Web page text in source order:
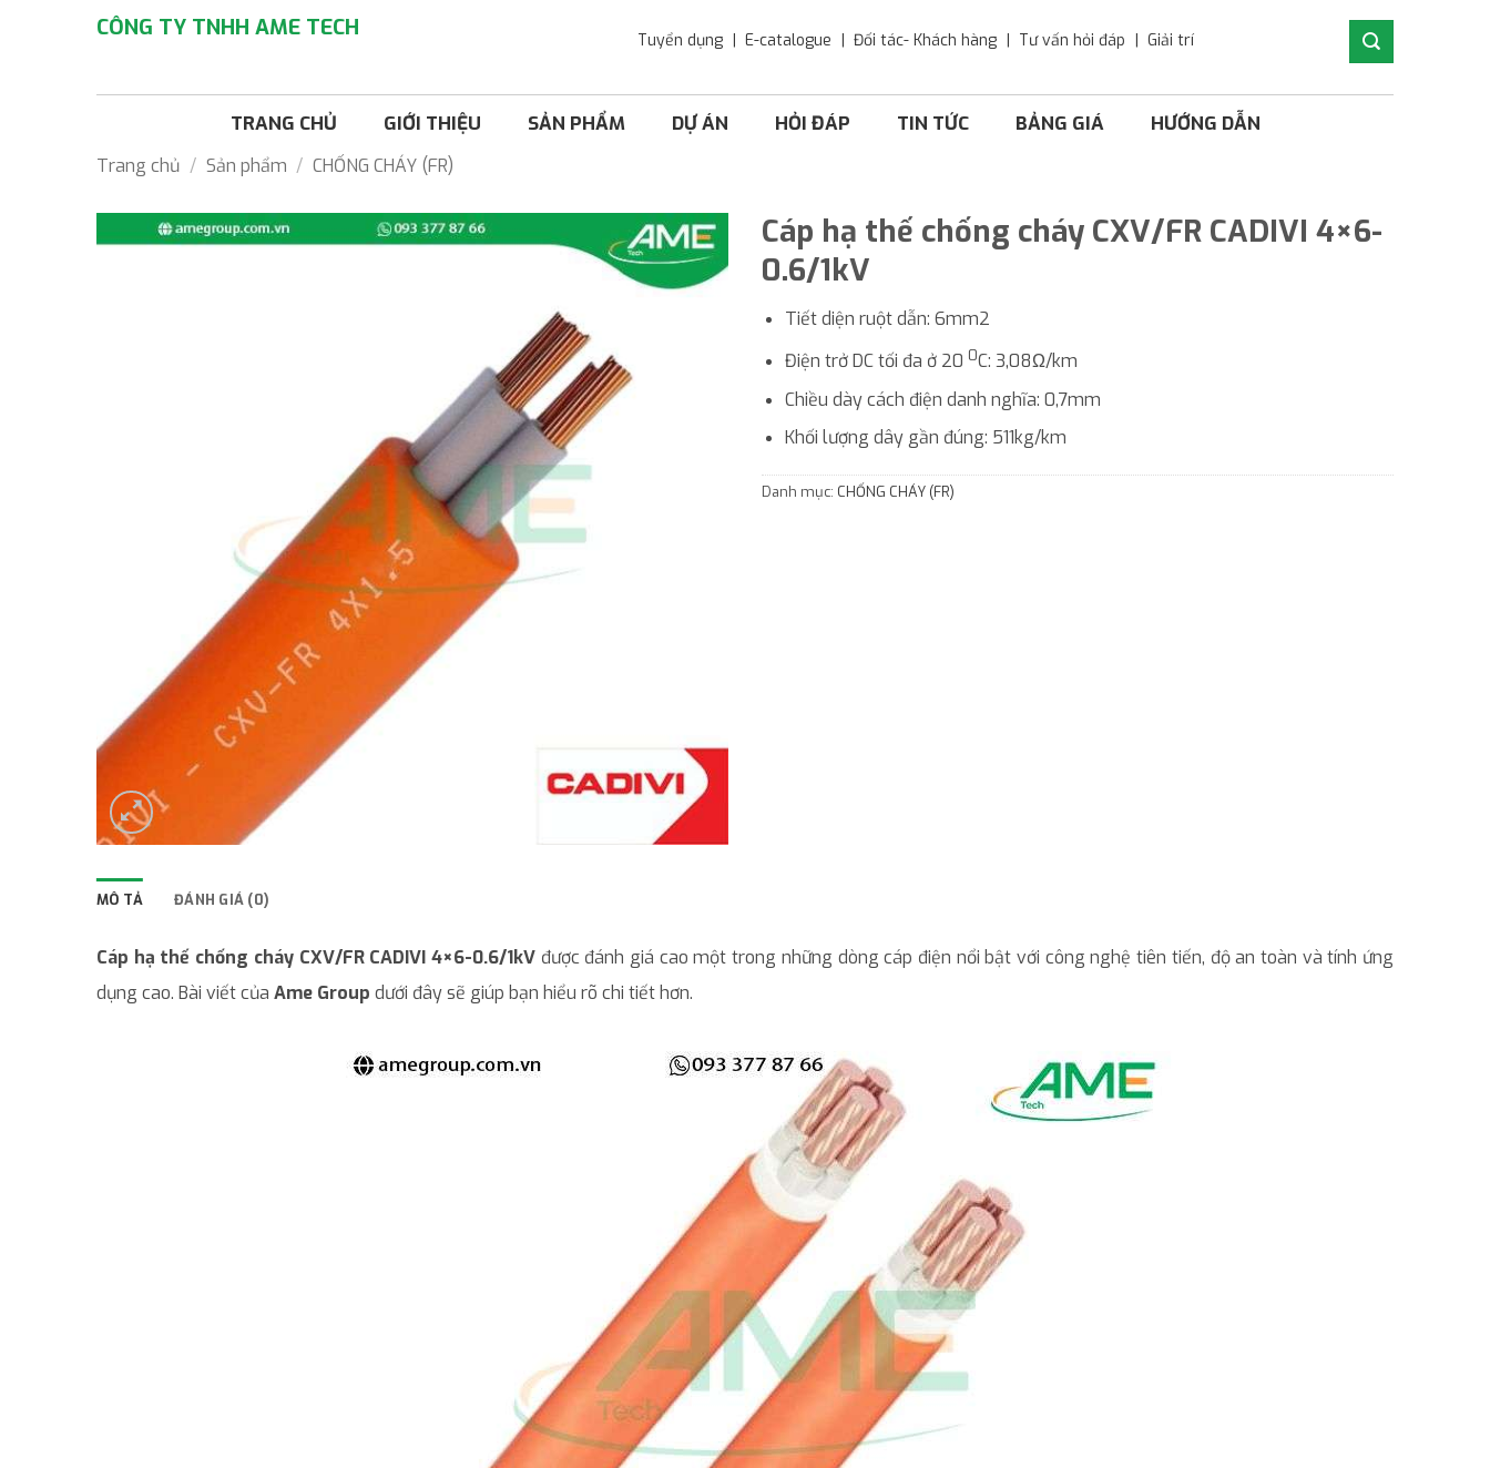
CÔNG TY TNHH AME TECH Tuyển dụng E-catalogue Đối tác- Khách hàng Tư vấn hỏi đáp Giải trí
TRANG CHỦ GIỚI THIỆU SẢN PHẨM DỰ ÁN HỎI ĐÁP TIN TỨC BẢNG GIÁ HƯỚNG DẪN
Trang chủ / Sản phẩm / CHỐNG CHÁY (FR)
Cáp hạ thế chống cháy CXV/FR CADIVI 4×6-
0.6/1kV
Tiết diện ruột dẫn: 6mm2
Điện trở DC tối đa ở 20 0C: 3,08Ω/km
Chiều dày cách điện danh nghĩa: 0,7mm
Khối lượng dây gần đúng: 511kg/km
Danh mục: CHỐNG CHÁY (FR)
MÔ TẢ ĐÁNH GIÁ (0)
Cáp hạ thế chống cháy CXV/FR CADIVI 4×6-0.6/1kVđược đánh giá cao một trong những dòng cáp điện nổi bật với công nghệ tiên tiến, độ an toàn và tính ứng
dụng cao. Bài viết của Ame Group dưới đây sẽ giúp bạn hiểu rõ chi tiết hơn.